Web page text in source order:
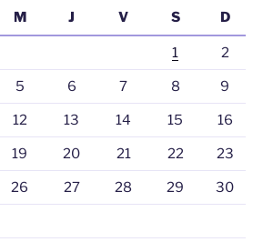
M J V S D
1 2
5 6 7 8 9
12 13 14 15 16
19 20 21 22 23
26 27 28 29 30